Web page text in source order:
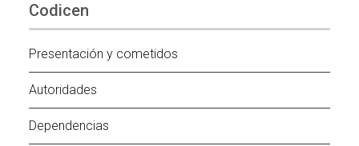
Codicen
Presentación y cometidos
Autoridades
Dependencias